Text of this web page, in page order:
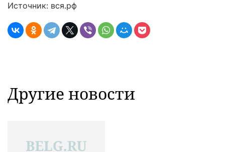
Источник: вся.рф
Другие новости